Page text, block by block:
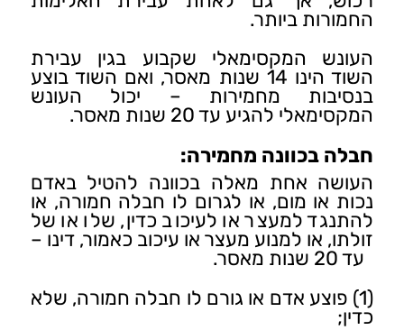
החמורות ביותר.
העונש המקסימאלי שקבוע בגין עבירת
השוד הינו 14 שנות מאסר, ואם השוד בוצע
בנסיבות מחמירות – יכול העונש
המקסימאלי להגיע עד 20 שנות מאסר.
חבלה בכוונה מחמירה:
העושה אחת מאלה בכוונה להטיל באדם
נכות או מום, או לגרום לו חבלה חמורה, או
להתנגד למעצר או לעיכוב כדין, שלו או של
זולתו, או למנוע מעצר או עיכוב כאמור, דינו –
עד 20 שנות מאסר.
(1) פוצע אדם או גורם לו חבלה חמורה, שלא
כדין;